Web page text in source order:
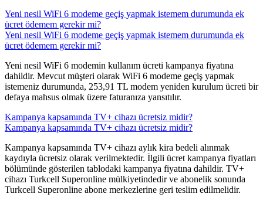
Yeni nesil WiFi 6 modeme geçiş yapmak istemem durumunda ek
ücret ödemem gerekir mi?
Yeni nesil WiFi 6 modeme geçiş yapmak istemem durumunda ek
ücret ödemem gerekir mi?
​Yeni nesil WiFi 6 modemin kullanım ücreti kampanya fiyatına
dahildir. Mevcut müşteri olarak WiFi 6 modeme geçiş yapmak
istemeniz durumunda, 253,91​ TL modem yeniden kurulum ücreti bir
defaya mahsus olmak üzere faturanıza yansıtılır.
Kampanya kapsamında TV+ cihazı ücretsiz midir?
Kampanya kapsamında TV+ cihazı ücretsiz midir?
​​Kampanya kapsamında TV+ cihazı aylık kira bedeli alınmak
kaydıyla ücretsiz olarak verilmektedir. İlgili ücret kampanya fiyatları
bölümünde gösterilen tablodaki kampanya fiyatına dahildir. TV+
cihazı Turkcell Superonline mülkiyetindedir ve abonelik sonunda
Turkcell Superonline abone merkezlerine geri teslim edilmelidir.